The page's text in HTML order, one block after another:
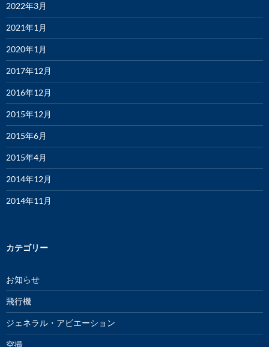
2022年3月
2021年1月
2020年1月
2017年12月
2016年12月
2015年12月
2015年6月
2015年4月
2014年12月
2014年11月
カテゴリー
お知らせ
飛行機
ジェネラル・アビエーション
空撮